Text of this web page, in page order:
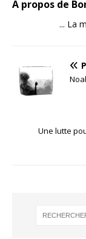
A propos de
... La
Une lutte